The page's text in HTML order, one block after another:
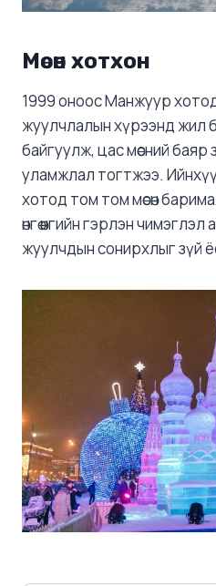
Мөсөн хотхон
1999 оноос Манжуур хотод
жуулчлалын хүрээнд жил
байгуулж, цас мөсний баяр
уламжлал тогтжээ. Ийнхүү
хотод том том мөсөн
өнгө өнгийн гэрлэн
жуулчдын сонирхлыг зүй